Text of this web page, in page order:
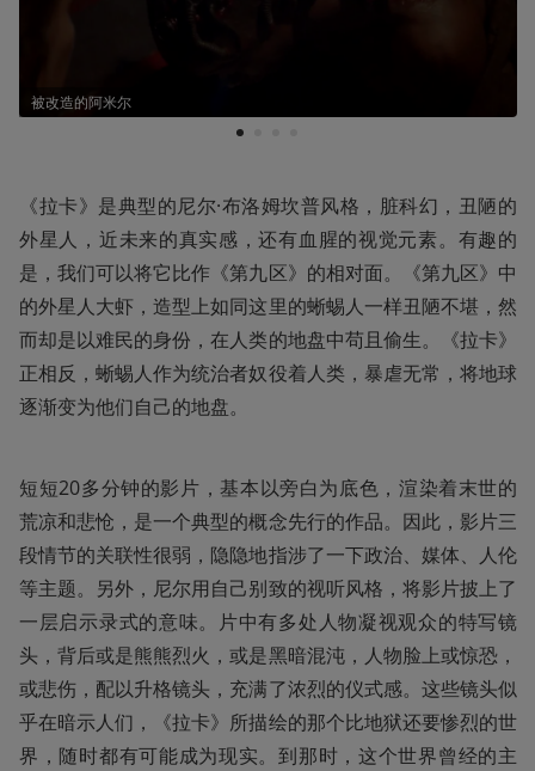
被改造的阿米尔
1
《拉卡》是典型的尼尔·布洛姆坎普风格，脏科幻，丑陋的
外星人，近未来的真实感，还有血腥的视觉元素。有趣的
是，我们可以将它比作《第九区》的相对面。《第九区》中
的外星人大虾，造型上如同这里的蜥蜴人一样丑陋不堪，然
而却是以难民的身份，在人类的地盘中苟且偷生。《拉卡》
正相反，蜥蜴人作为统治者奴役着人类，暴虐无常，将地球
逐渐变为他们自己的地盘。
短短20多分钟的影片，基本以旁白为底色，渲染着末世的
荒凉和悲怆，是一个典型的概念先行的作品。因此，影片三
段情节的关联性很弱，隐隐地指涉了一下政治、媒体、人伦
等主题。另外，尼尔用自己别致的视听风格，将影片披上了
一层启示录式的意味。片中有多处人物凝视观众的特写镜
头，背后或是熊熊烈火，或是黑暗混沌，人物脸上或惊恐，
或悲伤，配以升格镜头，充满了浓烈的仪式感。这些镜头似
乎在暗示人们，《拉卡》所描绘的那个比地狱还要惨烈的世
界，随时都有可能成为现实。到那时，这个世界曾经的主